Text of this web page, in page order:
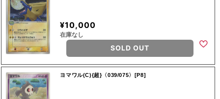
¥10,000
在庫なし
SOLD OUT
ヨマワル(C){超}〈039/075〉[P8]